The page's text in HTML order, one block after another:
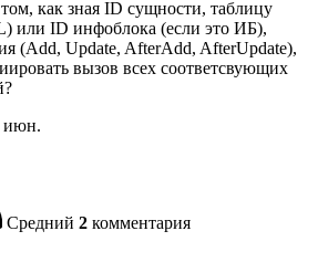
как зная ID сущности, таблицу
или ID инфоблока (если это ИБ),
(Add, Update, AfterAdd, AfterUpdate),
вызов всех соответсвующих
июн.
Средний 2 комментария